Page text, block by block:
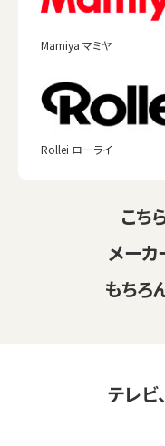
Mamiya マミヤ
Rollei ローライ
こち
メー
もちろ
テレビ